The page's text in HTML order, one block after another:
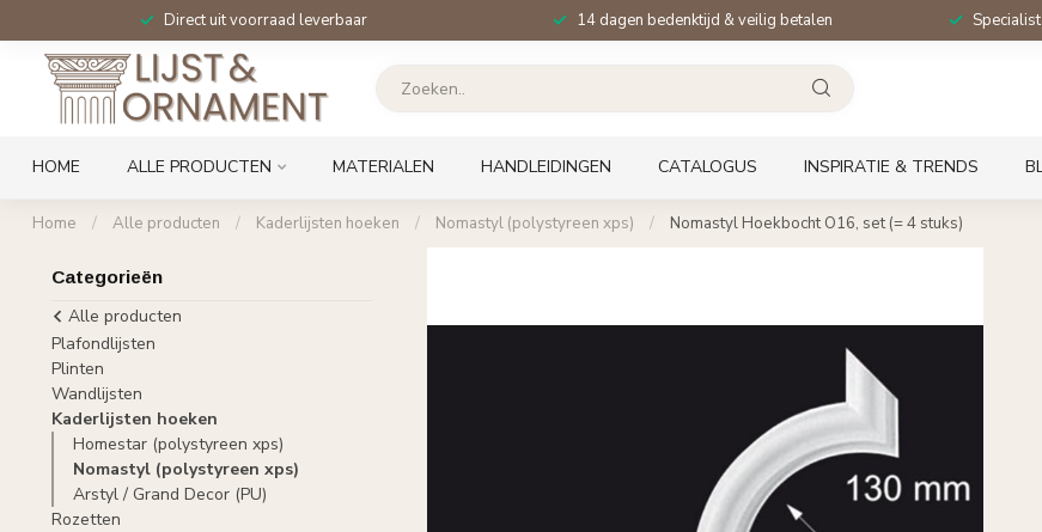
Direct uit voorraad leverbaar 14 dagen bedenktijd & veilig betalen
HOME ALLE PRODUCTEN MATERIALEN HANDLEIDINGEN CATALOGUS INSPIRATIE & TRENDS
Home / Alle producten / Kaderlijsten hoeken / Nomastyl (polystyreen xps) / Nomastyl Hoekbocht O16, set (= 4 stuks)
Categorieën
Alle producten
Plafondlijsten
Plinten
Wandlijsten
Kaderlijsten hoeken
Homestar (polystyreen xps)
Nomastyl (polystyreen xps)
Arstyl / Grand Decor (PU)
Rozetten